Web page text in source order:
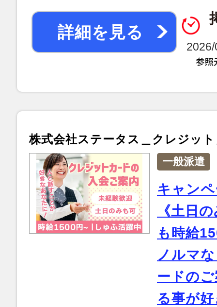
詳細を見る
株式会社ステータス＿クレジッ
一般派遣
キャン
《土日
も時給
ノルマ
ードの
る事が